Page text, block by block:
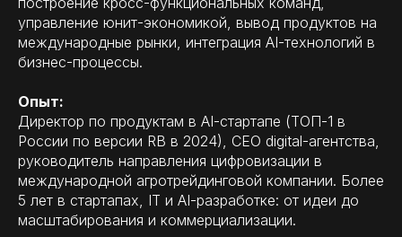
управление юнит-экономикой, вывод продуктов на
международные рынки, интеграция AI-технологий в
бизнес-процессы.
Опыт:
Директор по продуктам в AI-стартапе (ТОП-1 в
России по версии RB в 2024), CEO digital-агентства,
руководитель направления цифровизации в
международной агротрейдинговой компании. Более
5 лет в стартапах, IT и AI-разработке: от идеи до
масштабирования и коммерциализации.